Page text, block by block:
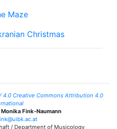
Maze
Christmas
4.0 Creative Commons Attribution 4.0
Fink-Naumann
/ Department of Musicology